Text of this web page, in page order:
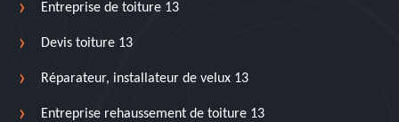
Entreprise de toiture 13
Devis toiture 13
Réparateur, installateur de velux 13
Entreprise rehaussement de toiture 13